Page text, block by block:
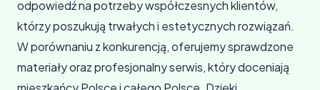
odpowiedź na potrzeby współczesnych klientów,
którzy poszukują trwałych i estetycznych rozwiązań.
W porównaniu z konkurencją, oferujemy sprawdzone
materiały oraz profesjonalny serwis, który doceniają